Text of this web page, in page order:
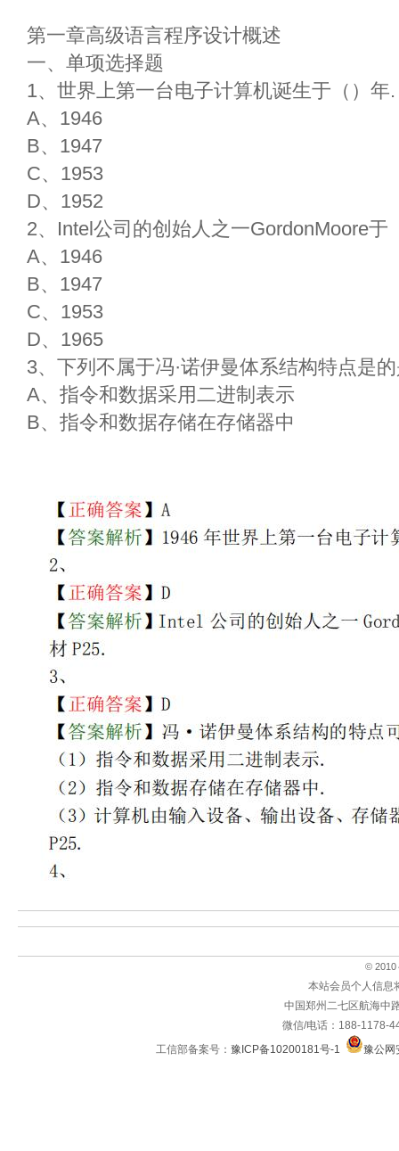
第一章高级语言程序设计概述
一、单项选择题
1、世界上第一台电子计算机诞生于（）年.
A、1946
B、1947
C、1953
D、1952
2、Intel公司的创始人之一GordonMoore
A、1946
B、1947
C、1953
D、1965
3、下列不属于冯·诺伊曼体系结构特点是
A、指令和数据采用二进制表示
B、指令和数据存储在存储器中
© 2010
本站会员个人信息
中国郑州二七区航海中
微信/电话：188-1178-
工信部备案号： 豫ICP备10200181号-1 豫公网